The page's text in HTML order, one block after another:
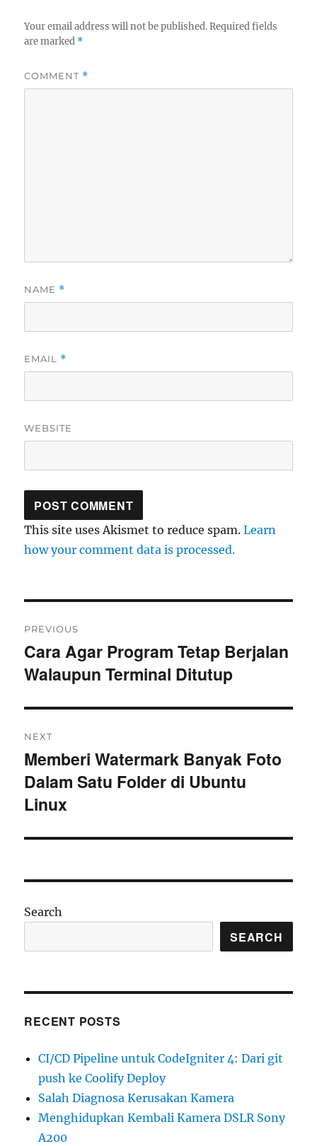
Your email address will not be published. Required fields
are marked *
COMMENT *
NAME *
EMAIL *
WEBSITE
This site uses Akismet to reduce spam.Learn
how your comment data is processed.
navigation
PREVIOUS
Previous
post:
Cara Agar Program Tetap Berjalan
Walaupun Terminal Ditutup
NEXT
Next
post:
Memberi Watermark Banyak Foto
Dalam Satu Folder di Ubuntu
Linux
Search
SEARCH
RECENT POSTS
CI/CD Pipeline untuk CodeIgniter 4: Dari git
push ke Coolify Deploy
Salah Diagnosa Kerusakan Kamera
Menghidupkan Kembali Kamera DSLR Sony
A200